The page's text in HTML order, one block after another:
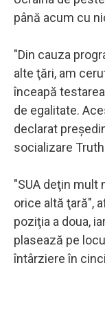
până acum cu
"Din cauza
alte ţări, am
înceapă
de egalitate.
declarat
socializare
"SUA deţin mult
orice altă ţară",
poziţia a doua,
plasează pe
întârziere în